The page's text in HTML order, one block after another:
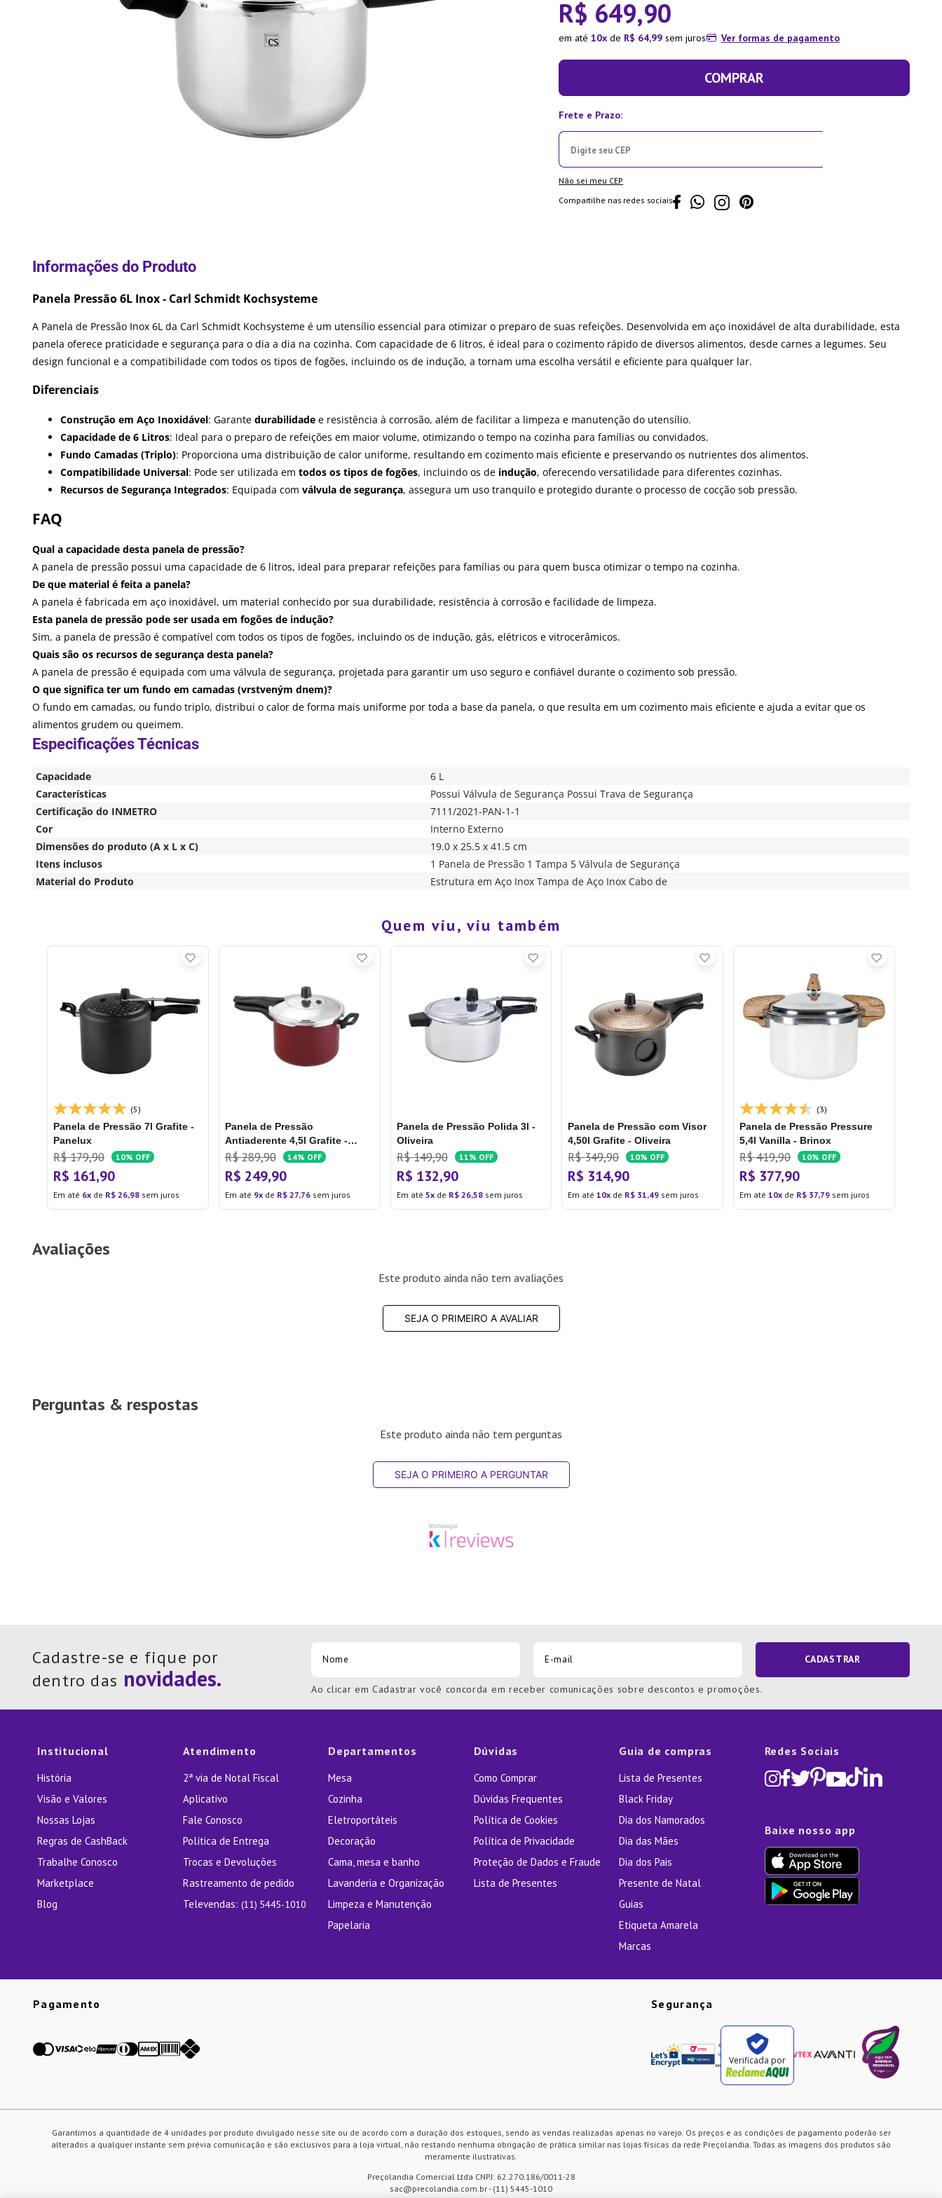
R$ 649,90
em até10 de R$ 64,99 sem juros Ver formas de pagamento
COMPRAR
Não sei meu CEP
Compartilhe nas redes sociais
Panela Pressão 6L Inox - Carl Schmidt Kochsysteme
A Panela de Pressão Inox 6L da Carl Schmidt Kochsysteme é um utensílio essencial para otimizar o preparo de suas refeições. Desenvolvida em aço inoxidável de alta durabilidade, esta
panela oferece praticidade e segurança para o dia a dia na cozinha. Com capacidade de 6 litros, é ideal para o cozimento rápido de diversos alimentos, desde carnes a legumes. Seu
design funcional e a compatibilidade com todos os tipos de fogões, incluindo os de indução, a tornam uma escolha versátil e eficiente para qualquer lar.
Diferenciais
Construção em Aço Inoxidável: Garante durabilidade e resistência à corrosão, além de facilitar a limpeza e manutenção do utensílio.
Capacidade de 6 Litros: Ideal para o preparo de refeições em maior volume, otimizando o tempo na cozinha para famílias ou convidados.
Fundo Camadas (Triplo): Proporciona uma distribuição de calor uniforme, resultando em cozimento mais eficiente e preservando os nutrientes dos alimentos.
Compatibilidade Universal: Pode ser utilizada em todos os tipos de fogões, incluindo os de indução, oferecendo versatilidade para diferentes cozinhas.
Recursos de Segurança Integrados: Equipada com válvula de segurança, assegura um uso tranquilo e protegido durante o processo de cocção sob pressão.
FAQ
Qual a capacidade desta panela de pressão?
A panela de pressão possui uma capacidade de 6 litros, ideal para preparar refeições para famílias ou para quem busca otimizar o tempo na cozinha.
De que material é feita a panela?
A panela é fabricada em aço inoxidável, um material conhecido por sua durabilidade, resistência à corrosão e facilidade de limpeza.
Esta panela de pressão pode ser usada em fogões de indução?
Sim, a panela de pressão é compatível com todos os tipos de fogões, incluindo os de indução, gás, elétricos e vitrocerâmicos.
Quais são os recursos de segurança desta panela?
A panela de pressão é equipada com uma válvula de segurança, projetada para garantir um uso seguro e confiável durante o cozimento sob pressão.
O que significa ter um fundo em camadas (vrstveným dnem)?
O fundo em camadas, ou fundo triplo, distribui o calor de forma mais uniforme por toda a base da panela, o que resulta em um cozimento mais eficiente e ajuda a evitar que os
alimentos grudem ou queimem.
Capacidade
6 L
Características
Possui Válvula de Segurança Possui Trava de Segurança
Certificação do INMETRO
7111/2021-PAN-1-1
Cor
Interno Externo
Dimensões do produto (A x L x C)
19.0 x 25.5 x 41.5 cm
Itens inclusos
1 Panela de Pressão 1 Tampa 5 Válvula de Segurança
Material do Produto
Estrutura em Aço Inox Tampa de Aço Inox Cabo de
Quem viu, viu também
(5)
Panela de Pressão 7l Grafite -
Panelux
R$ 179,90 10% OFF
R$ 161,90
Em até 6 de R$ 26,98 sem juros
Panela de Pressão
Antiaderente 4,5l Grafite -
Oliveira
R$ 289,90 14% OFF
R$ 249,90
Em até 9 de R$ 27,76sem juros
Panela de Pressão Polida 3l -
Oliveira
R$ 149,90 11% OFF
R$ 132,90
Em até 5 de R$ 26,58sem juros
Panela de Pressão com Visor
4,50l Grafite - Oliveira
R$ 349,90 10% OFF
R$ 314,90
Em até10 de R$ 31,49 sem juros
(3)
Panela de Pressão Pressure
5,4l Vanilla - Brinox
R$ 419,90 10% OFF
R$ 377,90
Em até10 de R$ 37,79 sem juros
Avaliações
Este produto ainda não tem avaliações
SEJA O PRIMEIRO A AVALIAR
Perguntas & respostas
Este produto ainda não tem perguntas
SEJA O PRIMEIRO A PERGUNTAR
Cadastre-se e fique por
dentro das
CADASTRAR
Ao clicar em Cadastrar você concorda em receber comunicações sobre descontos e promoções.
Institucional
História
Visão e Valores
Nossas Lojas
Regras de CashBack
Trabalhe Conosco
Marketplace
Blog
Atendimento
2ª via de Notal Fiscal
Aplicativo
Fale Conosco
Política de Entrega
Trocas e Devoluções
Rastreamento de pedido
Televendas: (11) 5445-1010
Departamentos
Mesa
Cozinha
Eletroportáteis
Decoração
Cama, mesa e banho
Lavanderia e Organização
Limpeza e Manutenção
Papelaria
Dúvidas
Como Comprar
Dúvidas Frequentes
Política de Cookies
Política de Privacidade
Proteção de Dados e Fraude
Lista de Presentes
Guia de compras
Lista de Presentes
Black Friday
Dia dos Namorados
Dia das Mães
Dia dos Pais
Presente de Natal
Guias
Etiqueta Amarela
Marcas
Redes Sociais
Baixe nosso app
Pagamento Segurança
Verificada por
Garantimos a quantidade de 4 unidades por produto divulgado nesse site ou de acordo com a duração dos estoques, sendo as vendas realizadas apenas no varejo. Os preços e as condições de pagamento poderão ser
alterados a qualquer instante sem prévia comunicação e são exclusivos para a loja virtual, não restando nenhuma obrigação de prática similar nas lojas físicas da rede Preçolandia. Todas as imagens dos produtos são
meramente ilustrativas.
Preçolandia Comercial Ltda CNPJ: 62.270.186/0011-28
sac@precolandia.com.br - (11) 5445-1010
10
Lixeira